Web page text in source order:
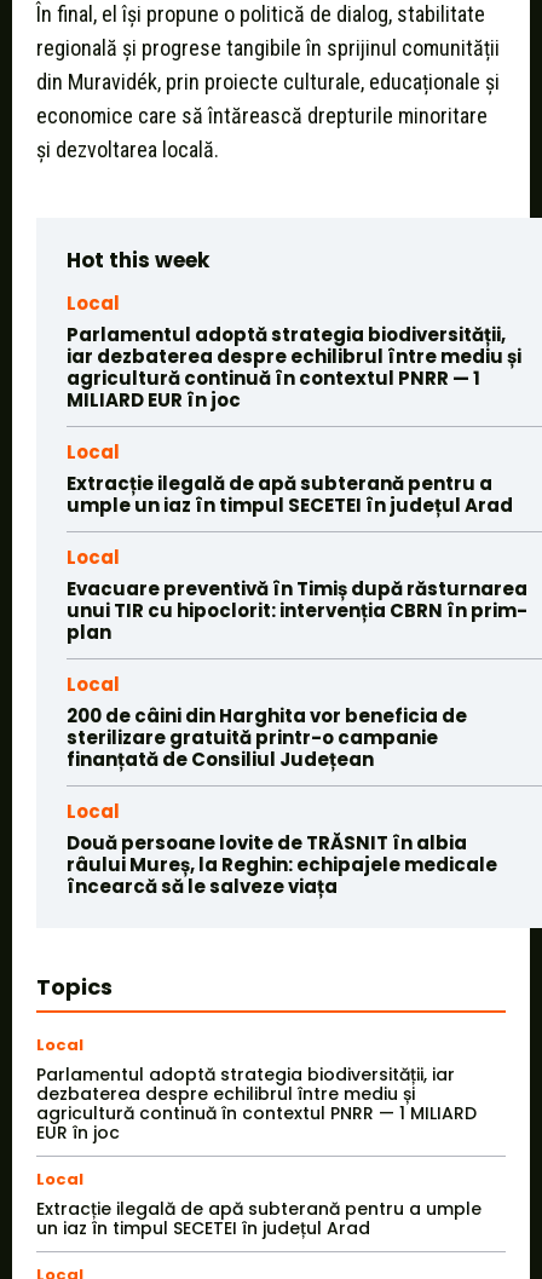
În final, el își propune o politică de dialog, stabilitate
regională și progrese tangibile în sprijinul comunității
din Muravidék, prin proiecte culturale, educaționale și
economice care să întărească drepturile minoritare
și dezvoltarea locală.
Hot this week
Local
Parlamentul adoptă strategia biodiversității,
iar dezbaterea despre echilibrul între mediu și
agricultură continuă în contextul PNRR — 1
MILIARD EUR în joc
Local
Extracție ilegală de apă subterană pentru a
umple un iaz în timpul SECETEI în județul Arad
Local
Evacuare preventivă în Timiș după răsturnarea
unui TIR cu hipoclorit: intervenția CBRN în prim-
plan
Local
200 de câini din Harghita vor beneficia de
sterilizare gratuită printr-o campanie
finanțată de Consiliul Județean
Local
Două persoane lovite de TRĂSNIT în albia
râului Mureș, la Reghin: echipajele medicale
încearcă să le salveze viața
Topics
Local
Parlamentul adoptă strategia biodiversității, iar
dezbaterea despre echilibrul între mediu și
agricultură continuă în contextul PNRR — 1 MILIARD
EUR în joc
Local
Extracție ilegală de apă subterană pentru a umple
un iaz în timpul SECETEI în județul Arad